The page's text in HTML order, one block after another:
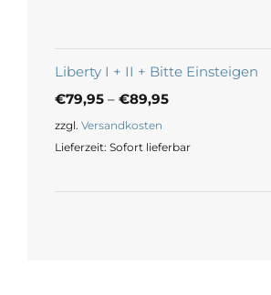
Liberty I + II + Bitte Einsteigen
€79,95 – €89,95
zzgl. Versandkosten
Lieferzeit: Sofort lieferbar